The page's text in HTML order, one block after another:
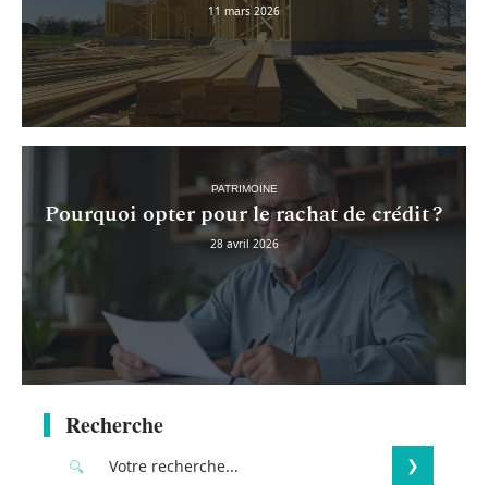
11 mars 2026
PATRIMOINE
Pourquoi opter pour le rachat de crédit ?
28 avril 2026
Recherche